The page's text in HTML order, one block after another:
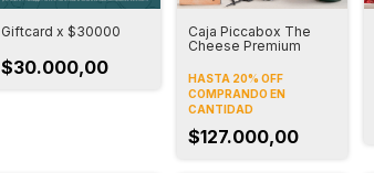
Giftcard x $30000
$30.000,00
Caja Piccabox The
Cheese Premium
HASTA 20% OFF
COMPRANDO EN
CANTIDAD
$127.000,00